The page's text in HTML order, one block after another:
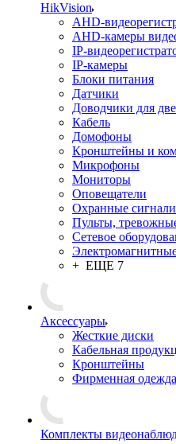
HikVision
AHD-
AHD-камеры
IP-
IP-камеры
Блоки питания
Датчики
Доводчики для
Кабель
Домофоны
Кронштейны и
Микрофоны
Мониторы
Оповещатели
Охранные
Пульты,
Сетевое
+ ЕЩЕ 7
Аксессуары
Жесткие диски
Кабельная
Кронштейны
Фирменная
Комплекты